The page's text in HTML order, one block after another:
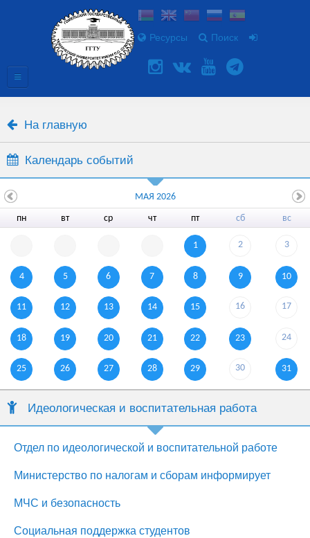
Ресурсы Поиск
На главную
Календарь событий
пн вт ср чт пт сб вс
1 2 3
4 5 6 7 8 9 10
11 12 13 14 15 16 17
18 19 20 21 22 23 24
25 26 27 28 29 30 31
МАЯ 2026
Идеологическая и воспитательная работа
Отдел по идеологической и воспитательной работе
Министерство по налогам и сборам информирует
МЧС и безопасность
Социальная поддержка студентов